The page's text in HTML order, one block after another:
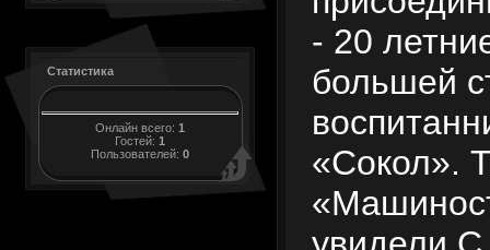
Статистика
Онлайн всего: 1
Гостей: 1
Пользователей: 0
- 20
большей
«Сокол».